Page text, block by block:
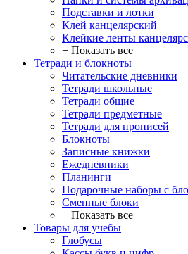
Подставки и лотки
Клей канцелярский
Клейкие ленты
+ Показать все
Тетради и блокноты
Читательские дневники
Тетради школьные
Тетради общие
Тетради предметные
Тетради для прописей
Блокноты
Записные книжки
Ежедневники
Планинги
Подарочные наборы с
Сменные блоки
+ Показать все
Товары для учебы
Глобусы